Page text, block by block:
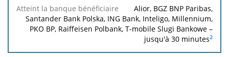
comptes
Alior, BGZ BNP Paribas,
Santander Bank Polska, ING Bank, Inteligo, Millennium,
PKO BP, Raiffeisen Polbank, T-mobile Slugi Bankowe –
jusqu'à 30 minutes2